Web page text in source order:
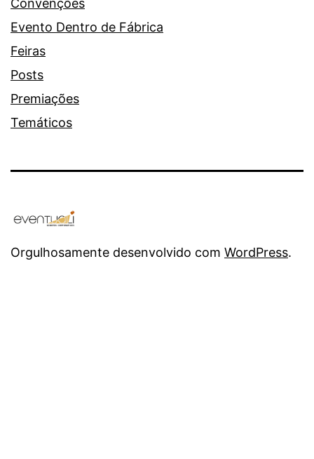
Evento Dentro de Fábrica
Feiras
Posts
Premiações
Temáticos
Orgulhosamente desenvolvido com WordPress.